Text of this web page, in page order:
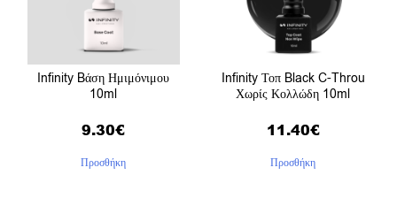
Infinity Bάση Ημιμόνιμου
10ml
9.30€
Προσθήκη
Infinity Τοπ Black C-Throu
Χωρίς Κολλώδη 10ml
11.40€
Προσθήκη